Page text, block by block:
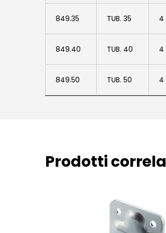
849.35 TUB. 35 4
849.40 TUB. 40 4
849.50 TUB. 50 4
849.35
849.40
849.50
Prodotti